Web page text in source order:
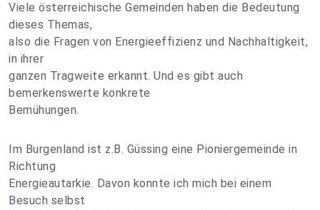
Viele österreichische Gemeinden haben die Bedeutung
dieses Themas,
also die Fragen von Energieeffizienz und Nachhaltigkeit,
in ihrer
ganzen Tragweite erkannt. Und es gibt auch
bemerkenswerte konkrete
Bemühungen.
Im Burgenland ist z.B. Güssing eine Pioniergemeinde in
Richtung
Energieautarkie. Davon konnte ich mich bei einem
Besuch selbst